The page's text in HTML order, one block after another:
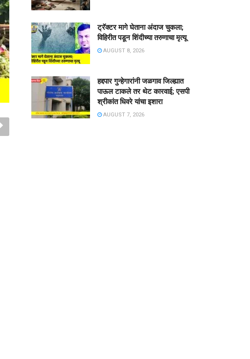
ट्रॅक्टर मागे घेताना अंदाज चुकला;
विहिरीत पडून शिंदीच्या तरुणाचा मृत्यू
AUGUST 8, 2026
हद्दपार गुन्हेगारांनी जळगाव जिल्ह्यात
पाऊल टाकले तर थेट कारवाई; एसपी
श्रीकांत धिवरे यांचा इशारा
AUGUST 7, 2026